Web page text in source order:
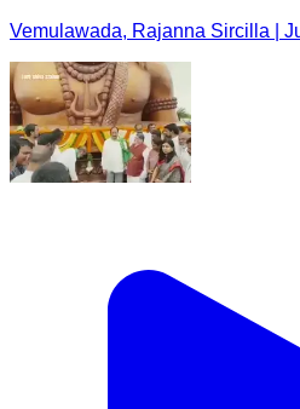
Vemulawada, Rajanna Sircilla |